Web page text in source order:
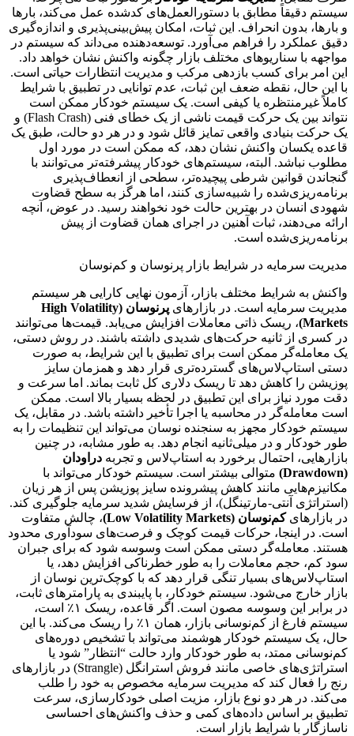
سیستم دقیقاً مطابق با دستورالعمل‌های کدشده عمل می‌کند، بارها
و بارها، بدون انحراف. این ثبات، امکان پیش‌بینی‌پذیری و اندازه‌گیری
دقیق عملکرد را فراهم می‌آورد. توسعه‌دهنده می‌داند که سیستم در
مواجهه با سناریوهای مختلف بازار چگونه واکنش نشان خواهد داد.
این امر برای کسب بازدهی مرکب و مدیریت انتظارات حیاتی است.
با این حال، نقطه ضعف این ثبات، عدم توانایی در تطبیق با شرایط
کاملاً غیرمنتظره یا کیفی است. یک سیستم خودکار ممکن است
نتواند بین یک حرکت قیمت ناشی از یک خطای فنی (Flash Crash) و
یک حرکت بنیادی واقعی تمایز قائل شود و در هر دو حالت، طبق یک
قاعده یکسان واکنش نشان دهد، که ممکن است در مورد اول
مطلوب نباشد. البته، سیستم‌های خودکار پیشرفته‌تر می‌توانند با
گنجاندن قوانین شرطی پیچیده‌تر، سطحی از انعطاف‌پذیری
برنامه‌ریزی‌شده را شبیه‌سازی کنند، اما هرگز به سطح قضاوت
شهودی انسان در بهترین حالت خود نخواهند رسید. در عوض، آنچه
ارائه می‌دهند، ثبات آهنین در اجرای همان قضاوت از پیش
برنامه‌ریزی‌شده است.
مدیریت سرمایه در شرایط بازار پرنوسان و کم‌نوسان
واکنش به شرایط مختلف بازار، آزمون نهایی کارایی هر سیستم
مدیریت سرمایه است. در بازارهای
پرنوسان (High Volatility
Markets) ، ریسک ذاتی معاملات افزایش می‌یابد. قیمت‌ها می‌توانند
در کسری از ثانیه حرکت‌های شدیدی داشته باشند. در روش دستی،
یک معامله‌گر ممکن است برای تطبیق با این شرایط، به صورت
دستی استاپ‌لاس‌های گسترده‌تری قرار دهد و همزمان سایز
پوزیشن را کاهش دهد تا ریسک دلاری کل ثابت بماند. اما سرعت و
دقت مورد نیاز برای این تطبیق در لحظه بسیار بالا است. ممکن
است معامله‌گر در محاسبه یا اجرا تأخیر داشته باشد. در مقابل، یک
سیستم خودکار مجهز به سنجنده نوسان می‌تواند این تنظیمات را به
طور خودکار و در میلی‌ثانیه انجام دهد. به طور مشابه، در چنین
بازارهایی، احتمال برخورد به استاپ‌لاس و تجربه دراودان
(Drawdown)
متوالی بیشتر است. سیستم خودکار می‌تواند با
مکانیزم‌هایی مانند کاهش پیشرونده سایز پوزیشن پس از هر زیان
(استراتژی آنتی-مارتینگل)، از فرسایش شدید سرمایه جلوگیری کند.
در بازارهایکم‌نوسان (Low Volatility Markets)
، چالش متفاوت
است. در اینجا، حرکات قیمت کوچک و فرصت‌های سودآوری محدود
هستند. معامله‌گر دستی ممکن است وسوسه شود که برای جبران
سود کم، حجم معاملات را به طور خطرناکی افزایش دهد، یا
استاپ‌لاس‌های بسیار تنگی قرار دهد که با کوچک‌ترین نوسان از
بازار خارج می‌شود. سیستم خودکار، با پایبندی به پارامترهای ثابت،
در برابر این وسوسه مصون است. اگر قاعده، ریسک ۱٪ است،
سیستم فارغ از کم‌نوسانی بازار، همان ۱٪ را ریسک می‌کند. با این
حال، یک سیستم خودکار هوشمند می‌تواند با تشخیص دوره‌های
کم‌نوسانی ممتد، به طور خودکار وارد حالت “انتظار” شود یا
استراتژی‌های خاصی مانند فروش استرانگل (Strangle) در بازارهای
رنج را فعال کند که مدیریت سرمایه مخصوص به خود را طلب
می‌کند. در هر دو نوع بازار، مزیت اصلی خودکارسازی، سرعت
تطبیق بر اساس داده‌های کمی و حذف واکنش‌های احساسی
ناسازگار با شرایط بازار است.